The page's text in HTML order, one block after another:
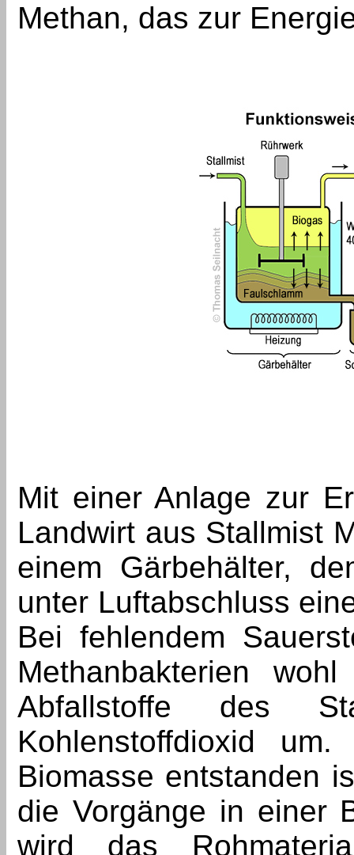
Methan, das zur
Mit einer Anlage zur
Landwirt aus Stallmist
einem Gärbehälter,
unter Luftabschluss
Bei fehlendem
Methanbakterien
Abfallstoffe des
Kohlenstoffdioxid
Biomasse entstanden
die Vorgänge in einer
wird das